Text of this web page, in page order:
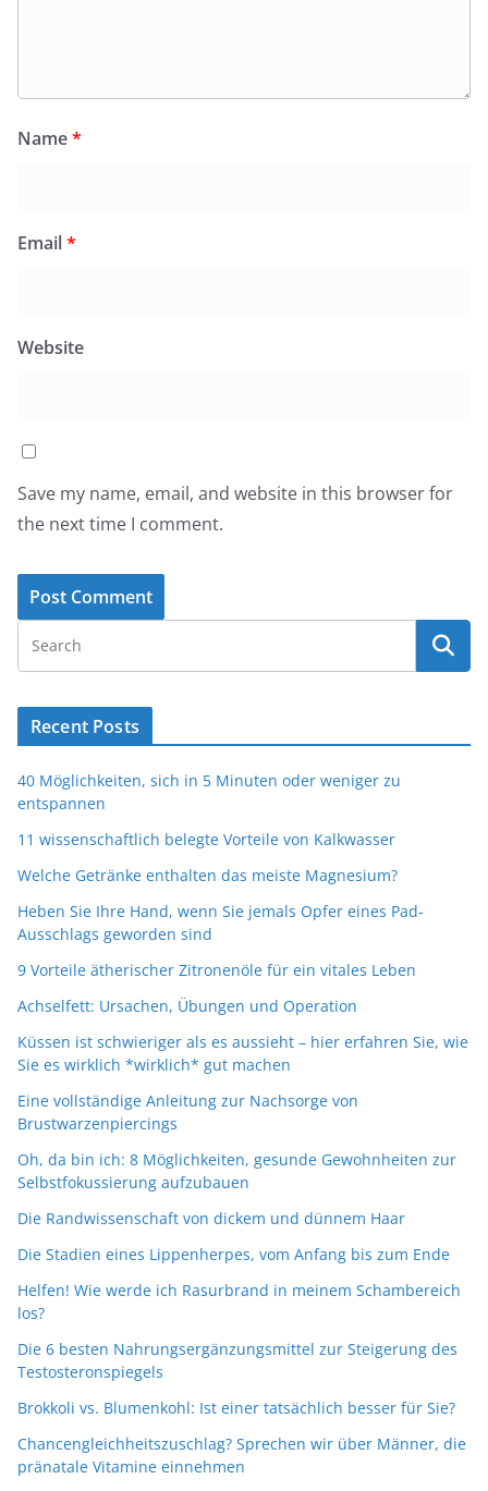
Name*
Email*
Website
Save my name, email, and website in this browser for
the next time I comment.
Recent Posts
40 Möglichkeiten, sich in 5 Minuten oder weniger zu
entspannen
11 wissenschaftlich belegte Vorteile von Kalkwasser
Welche Getränke enthalten das meiste Magnesium?
Heben Sie Ihre Hand, wenn Sie jemals Opfer eines Pad-
Ausschlags geworden sind
9 Vorteile ätherischer Zitronenöle für ein vitales Leben
Achselfett: Ursachen, Übungen und Operation
Küssen ist schwieriger als es aussieht – hier erfahren Sie, wie
Sie es wirklich *wirklich* gut machen
Eine vollständige Anleitung zur Nachsorge von
Brustwarzenpiercings
Oh, da bin ich: 8 Möglichkeiten, gesunde Gewohnheiten zur
Selbstfokussierung aufzubauen
Die Randwissenschaft von dickem und dünnem Haar
Die Stadien eines Lippenherpes, vom Anfang bis zum Ende
Helfen! Wie werde ich Rasurbrand in meinem Schambereich
los?
Die 6 besten Nahrungsergänzungsmittel zur Steigerung des
Testosteronspiegels
Brokkoli vs. Blumenkohl: Ist einer tatsächlich besser für Sie?
Chancengleichheitszuschlag? Sprechen wir über Männer, die
pränatale Vitamine einnehmen